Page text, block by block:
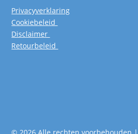
Privacyverklaring
Cookiebeleid
Disclaimer
Retourbeleid